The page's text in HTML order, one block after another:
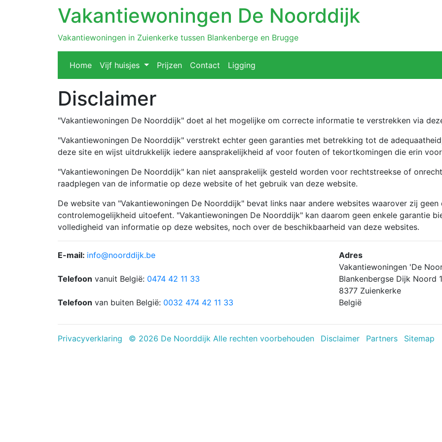
Vakantiewoningen De Noorddijk
Vakantiewoningen in Zuienkerke tussen Blankenberge en Brugge
Home Vijf huisjes Prijzen Contact Ligging
Disclaimer
"Vakantiewoningen De Noorddijk" doet al het mogelijke om correcte informatie te verstrekken via
"Vakantiewoningen De Noorddijk" verstrekt echter geen garanties met betrekking tot de
deze site en wijst uitdrukkelijk iedere aansprakelijkheid af voor fouten of tekortkomingen die erin
"Vakantiewoningen De Noorddijk" kan niet aansprakelijk gesteld worden voor rechtstreekse of
raadplegen van de informatie op deze website of het gebruik van deze website.
De website van "Vakantiewoningen De Noorddijk" bevat links naar andere websites waarover zij
controlemogelijkheid uitoefent. "Vakantiewoningen De Noorddijk" kan daarom geen enkele garantie
volledigheid van informatie op deze websites, noch over de beschikbaarheid van deze websites.
E-mail: info@noorddijk.be
Telefoon vanuit België: 0474 42 11 33
Telefoon van buiten België: 0032 474 42 11 33
Adres
Vakantiewoningen 'De
Blankenbergse Dijk Noord
8377 Zuienkerke
België
Privacyverklaring © 2026 De Noorddijk Alle rechten voorbehouden Disclaimer Partners Sitemap